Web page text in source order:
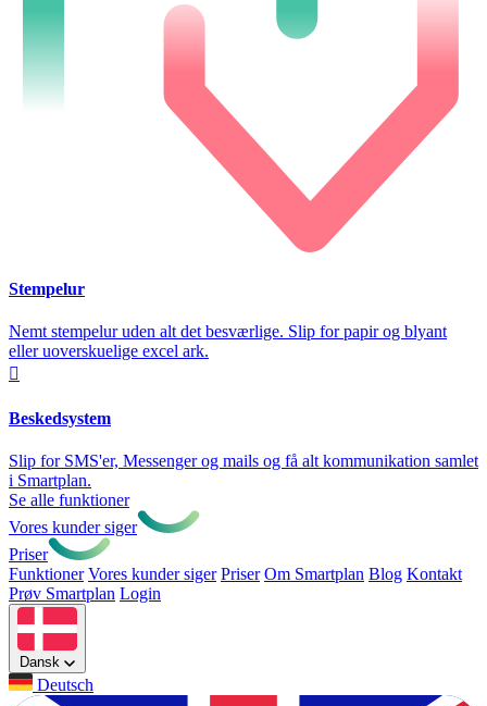
Stempelur
Nemt stempelur uden alt det besværlige. Slip for papir og blyant
eller uoverskuelige excel ark.

Beskedsystem
Slip for SMS'er, Messenger og mails og få alt kommunikation samlet
i Smartplan.
Se alle funktioner
Vores kunder siger
Priser
Funktioner Vores kunder siger Priser Om Smartplan Blog Kontakt
Prøv Smartplan Login
Dansk
Deutsch